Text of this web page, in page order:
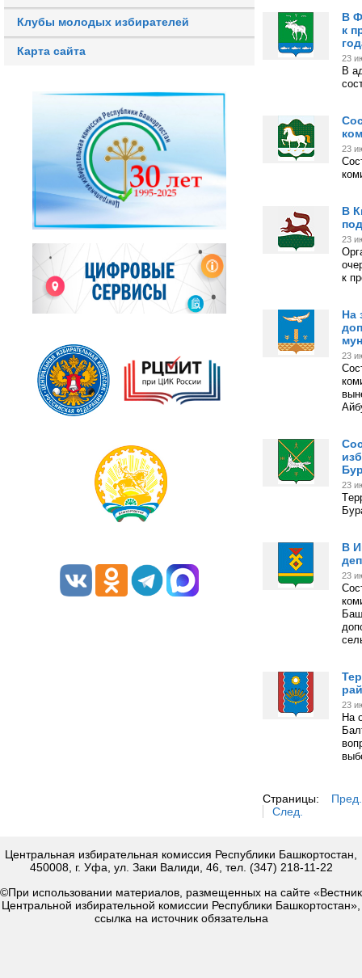
Клубы молодых избирателей
Карта сайта
В
к
23
В
23
В
23
к
На
23
23
В
23
23
На
Страницы:
Пред.
След.
Центральная избирательная комиссия Республики Башкортостан,
450008, г. Уфа, ул. Заки Валиди, 46, тел. (347) 218-11-22
©При использовании материалов, размещенных на сайте «Вестник
Центральной избирательной комиссии Республики Башкортостан»,
ссылка на источник обязательна